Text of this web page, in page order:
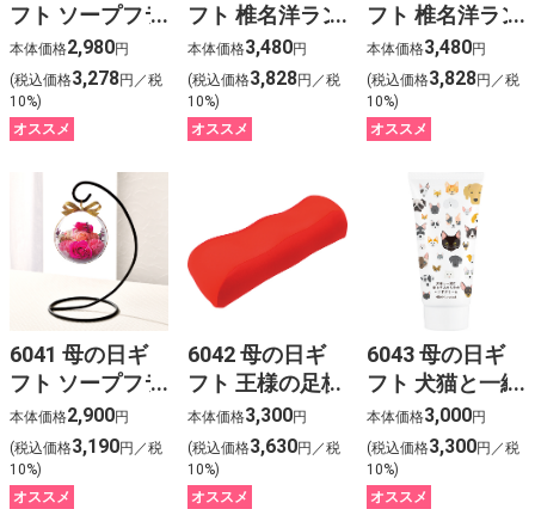
フト ソープフラ
ワーアムール
本体価格2,980円
(税込価格3,278円／税
10%)
オススメ
フト 椎名洋ラン
園 マイクロ胡
蝶蘭ピンク（ギ
フトボックス
入）
本体価格3,480円
(税込価格3,828円／税
10%)
オススメ
フト 椎名洋ラン
園 マイクロ胡
蝶蘭イエロー
（ギフトボック
ス入）
本体価格3,480円
(税込価格3,828円／税
10%)
オススメ
6041 母の日ギ
フト ソープフラ
ワー フルール・
ラ・ソレイル
本体価格2,900円
(税込価格3,190円／税
10%)
オススメ
6042 母の日ギ
フト 王様の足枕
本体価格3,300円
(税込価格3,630円／税
10%)
オススメ
6043 母の日ギ
フト 犬猫と一緒
に暮らす人のた
めのハンドクリ
ーム
本体価格3,000円
(税込価格3,300円／税
10%)
オススメ